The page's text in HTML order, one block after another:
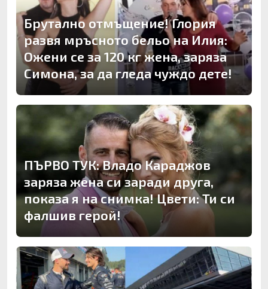
Брутално отмъщение! Глория
развя мръсното бельо на Илия:
Ожени се за 120 кг жена, заряза
Симона, за да гледа чуждо дете!
ПЪРВО ТУК: Владо Караджов
заряза жена си заради друга,
показа я на снимка! Цвети: Ти си
фалшив герой!